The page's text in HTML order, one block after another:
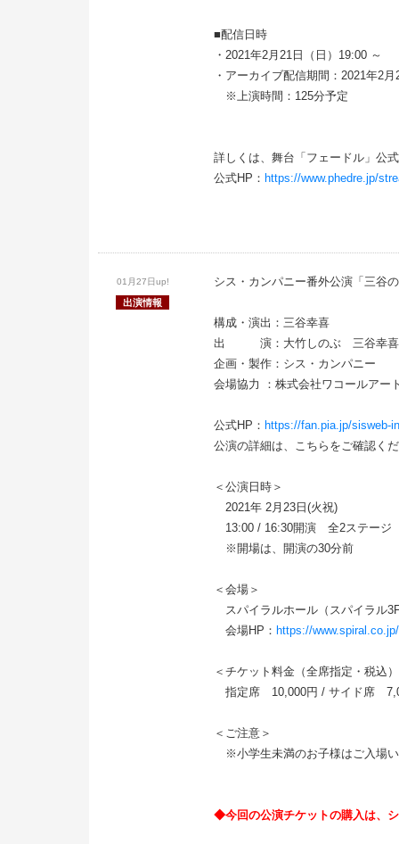
■配信日時
・2021年2月21日（日）19:00 ～
・アーカイブ配信期間：2021年2
※上演時間：125分予定
詳しくは、舞台「フェードル」公
公式HP： https://www.phedre.jp/
01月27日up!
出演情報
シス・カンパニー番外公演「三
構成・演出：三谷幸喜
出 演：大竹しのぶ 三谷幸喜
企画・製作：シス・カンパニー
会場協力 ：株式会社ワコールアー
公式HP： https://fan.pia.jp/sisweb-
公演の詳細は、こちらをご確認く
＜公演日時＞
2021年 2月23日(火祝)
13:00 / 16:30開演 全2ステージ
※開場は、開演の30分前
＜会場＞
スパイラルホール（スパイラ
会場HP： https://www.spiral.co.jp/
＜チケット料金（全席指定・税込
指定席 10,000円 / サイド席
＜ご注意＞
※小学生未満のお子様はご入場
◆今回の公演チケットの購入は、